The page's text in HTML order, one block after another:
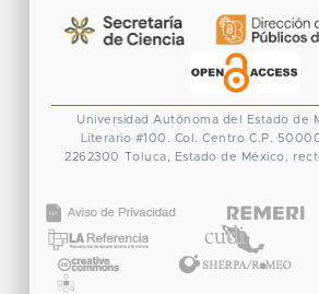
Universidad Autónoma del Estado de
Literario #100. Col. Centro C.P.
2262300 Toluca, Estado de México.